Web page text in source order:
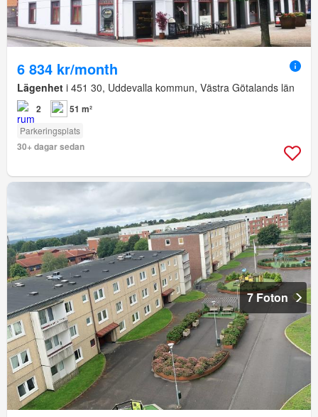
6 834 kr/month
Lägenhet i 451 30, Uddevalla kommun, Västra Götalands län
2 51 m²
Parkeringsplats
30+ dagar sedan
7 Foton